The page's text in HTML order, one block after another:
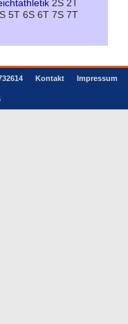
2S 2T
5T 6S 6T 7S 7T
Kontakt Impressum